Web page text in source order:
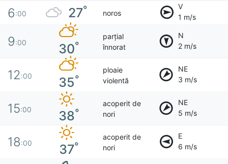
6:00 27° noros
V
1 m/s
9:00 30°
parțial
înnorat
N
2 m/s
12:00 35°
ploaie
violentă
NE
3 m/s
15:00 38°
acoperit de
nori
NE
5 m/s
18:00 37°
acoperit de
nori
E
6 m/s